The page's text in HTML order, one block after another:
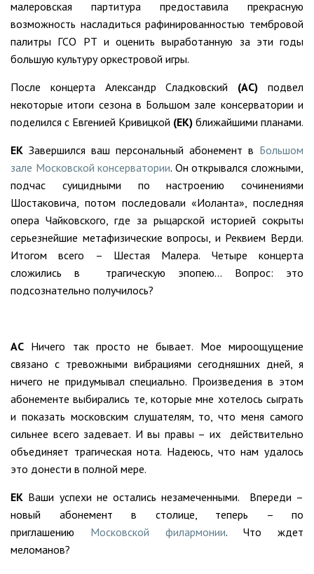
малеровская партитура предоставила прекрасную
возможность насладиться рафинированностью тембровой
палитры ГСО РТ и оценить выработанную за эти годы
большую культуру оркестровой игры.
После концерта Александр Сладковский (АС) подвел
некоторые итоги сезона в Большом зале консерватории и
поделился с Евгенией Кривицкой (ЕК) ближайшими планами.
ЕК Завершился ваш персональный абонемент в Большом
зале Московской консерватории. Он открывался сложными,
подчас суицидными по настроению сочинениями
Шостаковича, потом последовали «Иоланта», последняя
опера Чайковского, где за рыцарской историей сокрыты
серьезнейшие метафизические вопросы, и Реквием Верди.
Итогом всего – Шестая Малера. Четыре концерта
сложились в трагическую эпопею… Вопрос: это
подсознательно получилось?
АС Ничего так просто не бывает. Мое мироощущение
связано с тревожными вибрациями сегодняшних дней, я
ничего не придумывал специально. Произведения в этом
абонементе выбирались те, которые мне хотелось сыграть
и показать московским слушателям, то, что меня самого
сильнее всего задевает. И вы правы – их действительно
объединяет трагическая нота. Надеюсь, что нам удалось
это донести в полной мере.
ЕК Ваши успехи не остались незамеченными. Впереди –
новый абонемент в столице, теперь – по
приглашению Московской филармонии. Что ждет
меломанов?